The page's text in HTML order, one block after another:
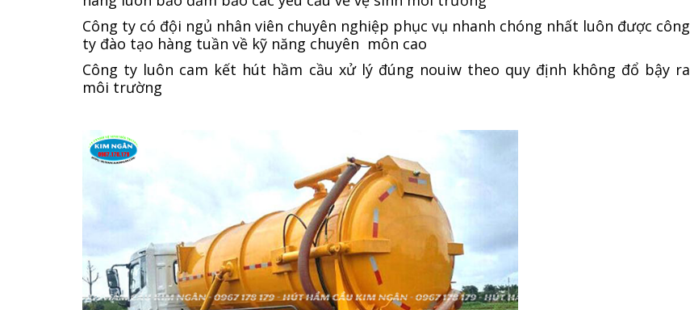
Công ty có đội ngủ nhân viên chuyên nghiệp phục vụ nhanh chóng nhất luôn được công
ty đào tạo hàng tuần về kỹ năng chuyên môn cao
Công ty luôn cam kết hút hầm cầu xử lý đúng nouiw theo quy định không đổ bậy ra
môi trường